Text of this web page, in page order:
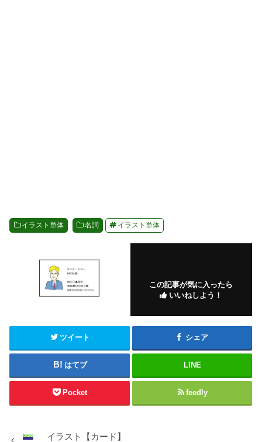
イラスト単体 名詞 イラスト単体
この記事が気に入ったら
いいねしよう！
ツイート シェア
はてブ LINE
Pocket feedly
イラスト【カード】